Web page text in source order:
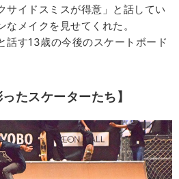
サイドスミスが得意」と話してい
メイクを見せてくれた。
話す13歳の今後のスケートボード
たスケーターたち】